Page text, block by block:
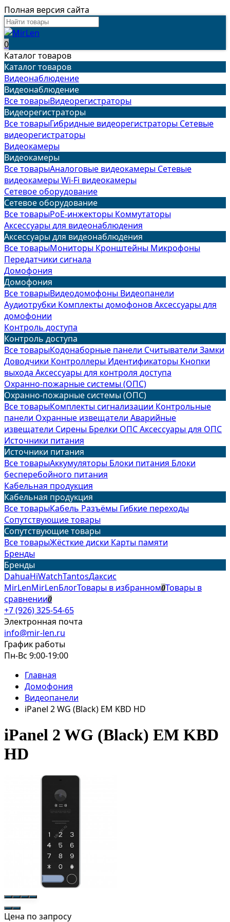
Полная версия сайта
0
Каталог товаров
Каталог товаров
Видеонаблюдение
Видеонаблюдение
Все товарыВидеорегистраторы
Видеорегистраторы
Все товарыГибридные видеорегистраторы Сетевые
видеорегистраторы
Видеокамеры
Видеокамеры
Все товарыАналоговые видеокамеры Сетевые
видеокамерыWi-Fi видеокамеры
Сетевое оборудование
Сетевое оборудование
Все товарыPoE-инжекторы Коммутаторы
Аксессуары для видеонаблюдения
Аксессуары для видеонаблюдения
Все товарыМониторы Кронштейны Микрофоны
Передатчики сигнала
Домофония
Домофония
Все товарыВидеодомофоны Видеопанели
Аудиотрубки Комплекты домофоновАксессуары для
домофонии
Контроль доступа
Контроль доступа
Все товарыКодонаборные панели Считыватели Замки
Доводчики Контроллеры Идентификаторы Кнопки
выхода Аксессуары для контроля доступа
Охранно-пожарные системы (ОПС)
Охранно-пожарные системы (ОПС)
Все товарыКомплекты сигнализации Контрольные
панели Охранные извещатели Аварийные
извещатели Сирены Брелки ОПСАксессуары для ОПС
Источники питания
Источники питания
Все товарыАккумуляторы Блоки питания Блоки
бесперебойного питания
Кабельная продукция
Кабельная продукция
Все товарыКабель Разъёмы Гибкие переходы
Сопутствующие товары
Сопутствующие товары
Все товарыЖёсткие диски Карты памяти
Бренды
Бренды
DahuaHiWatchTantosДаксис
MirLenMirLenБлогТовары в избранном0Товары в
сравнении0
+7 (926) 325-54-65
Электронная почта
info@mir-len.ru
График работы
Пн-Вс 9:00-19:00
Главная
Домофония
Видеопанели
iPanel 2 WG (Black) EM KBD HD
iPanel 2 WG (Black) EM KBD
HD
Цена по запросу